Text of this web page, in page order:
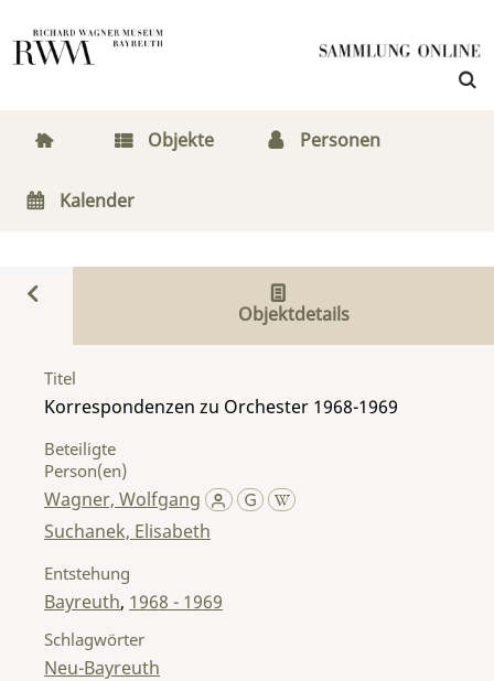
Objekte Personen
Kalender
Objektdetails
Titel
Korrespondenzen zu Orchester 1968-1969
Beteiligte
Person(en)
Wagner, Wolfgang
Suchanek, Elisabeth
Entstehung
Bayreuth, 1968 - 1969
Schlagwörter
Neu-Bayreuth